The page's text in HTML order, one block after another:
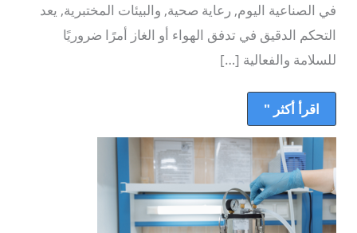
في الصناعية اليوم, رعاية صحية, والبيئات المختبرية, يعد
التحكم الدقيق في تدفق الهواء أو الغاز أمرًا ضروريًا
للسلامة والفعالية […]
تدفق
الهواء:
دليل
كامل
اقرأ أكثر "